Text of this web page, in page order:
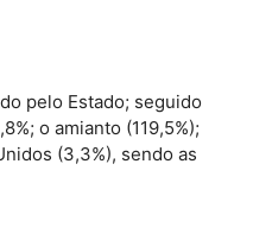
pelo Estado; seguido
o amianto (119,5%);
(3,3%), sendo as